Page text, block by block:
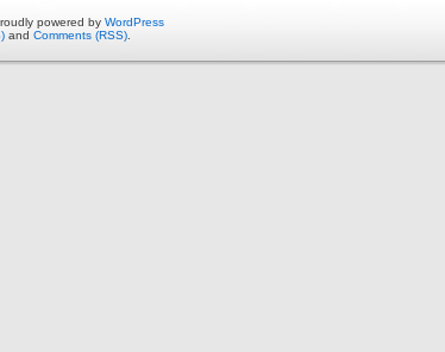
powered by WordPress
and Comments (RSS)